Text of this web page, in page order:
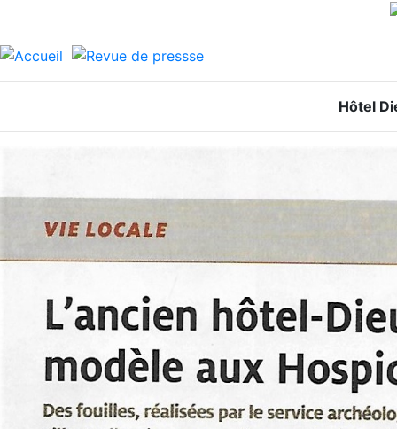
Hôtel